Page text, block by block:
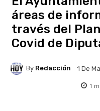
áreas de
través del
Covid de
By Redacción 1 De
1